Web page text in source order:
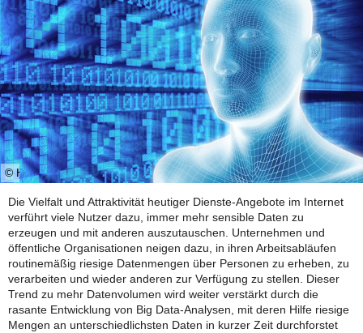
© Henrik5000/istockphoto.com
Die Vielfalt und Attraktivität heutiger Dienste-Angebote im Internet
verführt viele Nutzer dazu, immer mehr sensible Daten zu
erzeugen und mit anderen auszutauschen. Unternehmen und
öffentliche Organisationen neigen dazu, in ihren Arbeitsabläufen
routinemäßig riesige Datenmengen über Personen zu erheben, zu
verarbeiten und wieder anderen zur Verfügung zu stellen. Dieser
Trend zu mehr Datenvolumen wird weiter verstärkt durch die
rasante Entwicklung von Big Data-Analysen, mit deren Hilfe riesige
Mengen an unterschiedlichsten Daten in kurzer Zeit durchforstet